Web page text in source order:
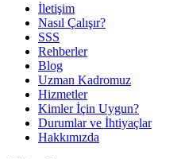
İletişim
Nasıl Çalışır?
SSS
Rehberler
Blog
Uzman Kadromuz
Hizmetler
Kimler İçin Uygun?
Durumlar ve İhtiyaçlar
Hakkımızda